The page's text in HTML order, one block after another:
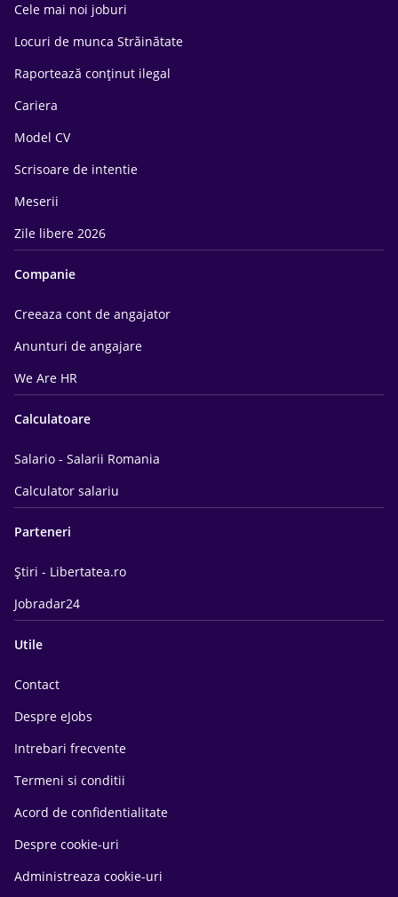
Cele mai noi joburi
Locuri de munca Străinătate
Raportează conținut ilegal
Cariera
Model CV
Scrisoare de intentie
Meserii
Zile libere 2026
Companie
Creeaza cont de angajator
Anunturi de angajare
We Are HR
Calculatoare
Salario - Salarii Romania
Calculator salariu
Parteneri
Știri - Libertatea.ro
Jobradar24
Utile
Contact
Despre eJobs
Intrebari frecvente
Termeni si conditii
Acord de confidentialitate
Despre cookie-uri
Administreaza cookie-uri